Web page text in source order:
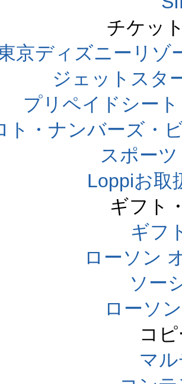
チケッ
京ディズニーリゾ
ジェットスタ
プリペイドシー
ト・ナンバーズ・
スポー
Loppiお取
ギフト
ギフ
ローソン
ソー
ローソ
コ
マ